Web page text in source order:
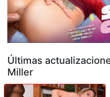
Últimas
Miller